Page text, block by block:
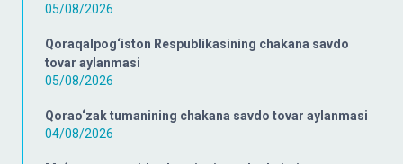
05/08/2026
Qoraqalpog‘iston Respublikasining chakana savdo
tovar aylanmasi
05/08/2026
Qorao‘zak tumanining chakana savdo tovar aylanmasi
04/08/2026